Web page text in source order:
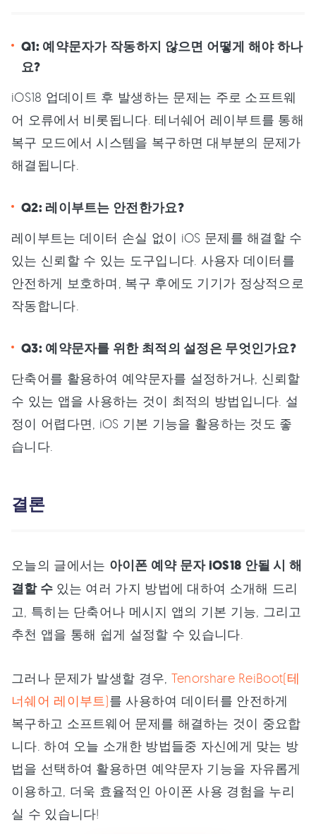
Q1: 예약문자가 작동하지 않으면 어떻게 해야 하나
요?
iOS18 업데이트 후 발생하는 문제는 주로 소프트웨
어 오류에서 비롯됩니다. 테너쉐어 레이부트를 통해
복구 모드에서 시스템을 복구하면 대부분의 문제가
해결됩니다.
Q2: 레이부트는 안전한가요?
레이부트는 데이터 손실 없이 iOS 문제를 해결할 수
있는 신뢰할 수 있는 도구입니다. 사용자 데이터를
안전하게 보호하며, 복구 후에도 기기가 정상적으로
작동합니다.
Q3: 예약문자를 위한 최적의 설정은 무엇인가요?
단축어를 활용하여 예약문자를 설정하거나, 신뢰할
수 있는 앱을 사용하는 것이 최적의 방법입니다. 설
정이 어렵다면, iOS 기본 기능을 활용하는 것도 좋
습니다.
결론
오늘의 글에서는 아이폰 예약 문자 iOS18 안될 시 해
결할 수 있는 여러 가지 방법에 대하여 소개해 드리
고, 특히는 단축어나 메시지 앱의 기본 기능, 그리고
추천 앱을 통해 쉽게 설정할 수 있습니다.
그러나 문제가 발생할 경우, Tenorshare ReiBoot(테
너쉐어 레이부트)를 사용하여 데이터를 안전하게
복구하고 소프트웨어 문제를 해결하는 것이 중요합
니다. 하여 오늘 소개한 방법들중 자신에게 맞는 방
법을 선택하여 활용하면 예약문자 기능을 자유롭게
이용하고, 더욱 효율적인 아이폰 사용 경험을 누리
실 수 있습니다!